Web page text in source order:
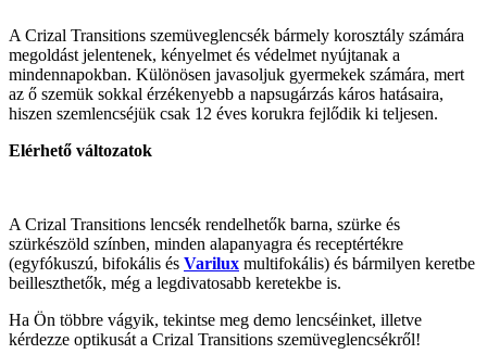
A Crizal Transitions szemüveglencsék bármely korosztály számára
megoldást jelentenek, kényelmet és védelmet nyújtanak a
mindennapokban. Különösen javasoljuk gyermekek számára, mert
az ő szemük sokkal érzékenyebb a napsugárzás káros hatásaira,
hiszen szemlencséjük csak 12 éves korukra fejlődik ki teljesen.
Elérhető változatok
A Crizal Transitions lencsék rendelhetők barna, szürke és
szürkészöld színben, minden alapanyagra és receptértékre
(egyfókuszú, bifokális és Varilux multifokális) és bármilyen keretbe
beilleszthetők, még a legdivatosabb keretekbe is.
Ha Ön többre vágyik, tekintse meg demo lencséinket, illetve
kérdezze optikusát a Crizal Transitions szemüveglencsékről!